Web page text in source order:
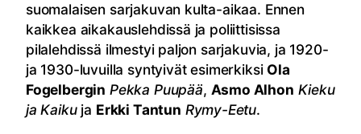
suomalaisen sarjakuvan kulta-aikaa. Ennen
kaikkea aikakauslehdissä ja poliittisissa
pilalehdissä ilmestyi paljon sarjakuvia, ja 1920-
ja 1930-luvuilla syntyivät esimerkiksiOla
Fogelbergin Pekka Puupää, Asmo Alhon Kieku
ja Kaikuja Erkki Tantun Rymy-Eetu.